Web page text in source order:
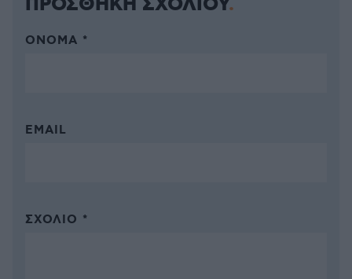
ΌΝΟΜΑ *
EMAIL
ΣΧΌΛΙΟ *